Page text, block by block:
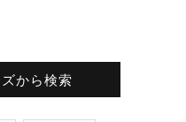
から検索